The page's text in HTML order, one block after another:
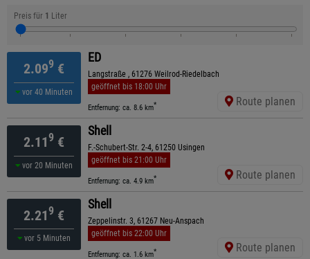
Preis für 1 Liter
2.099 €
vor 40 Minuten
ED
Langstraße , 61276 Weilrod-Riedelbach
geöffnet bis 18:00 Uhr
Entfernung: ca. 8.6 km* Route planen
2.119 €
vor 20 Minuten
Shell
F.-Schubert-Str. 2-4, 61250 Usingen
geöffnet bis 21:00 Uhr
Entfernung: ca. 4.9 km* Route planen
2.219 €
vor 5 Minuten
Shell
Zeppelinstr. 3, 61267 Neu-Anspach
geöffnet bis 22:00 Uhr
Entfernung: ca. 1.6 km* Route planen